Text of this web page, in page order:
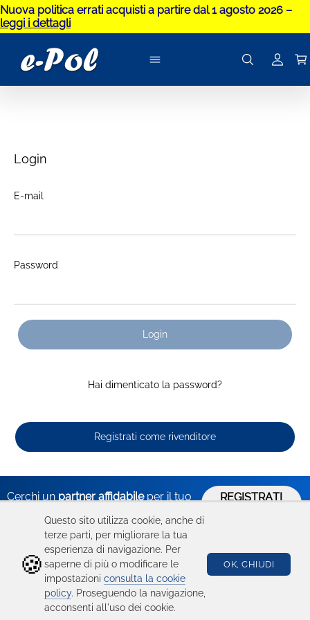
Nuova politica errati acquisti a partire dal 1 agosto 2026 –
leggi i dettagli
Login
E-mail
Password
Login
Hai dimenticato la password?
Registrati come rivenditore
Cerchi un partner affidabileper il tuo
REGISTRATI
Hai bisogno
di aiuto?
Condizioni d'uso
Catalogo
Ricambi
Device
Seguici su
🍪
Questo sito utilizza cookie, anche di
terze parti, per migliorare la tua
esperienza di navigazione. Per
saperne di più o modificare le
impostazioni consulta la cookie
policy. Proseguendo la navigazione,
acconsenti all'uso dei cookie.
OK, CHIUDI